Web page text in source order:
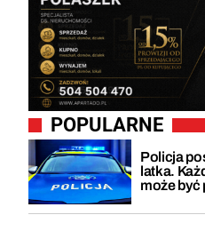
POPULARNE
Policja
latka.
może być